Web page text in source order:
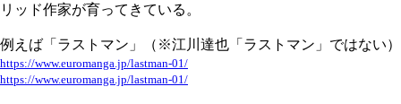
リッド作家が育ってきている。
例えば「ラストマン」（※江川達也「ラストマン」ではない）
https://www.euromanga.jp/lastman-01/
https://www.euromanga.jp/lastman-01/